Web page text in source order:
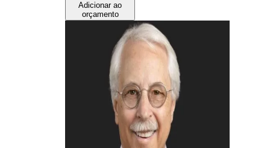
Adicionar ao
orçamento